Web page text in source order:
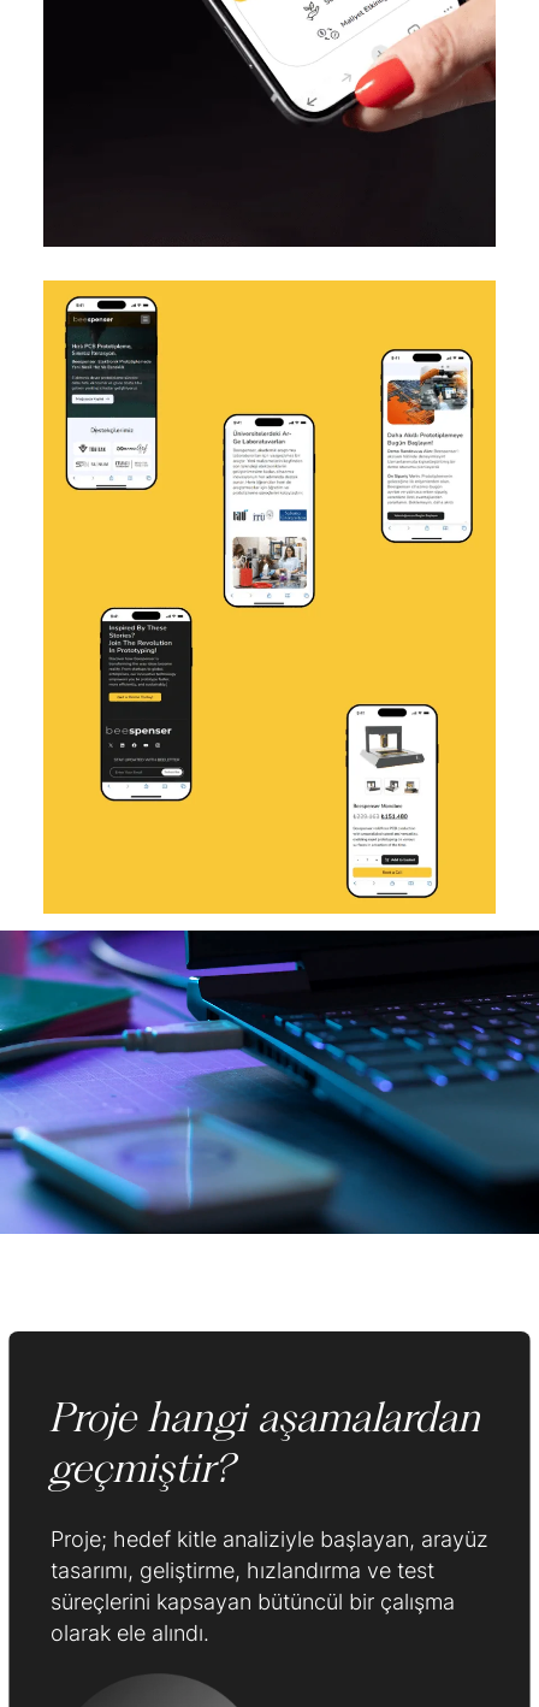
Proje hangi aşamalardan
geçmiştir?
Proje; hedef kitle analiziyle başlayan, arayüz
tasarımı, geliştirme, hızlandırma ve test
süreçlerini kapsayan bütüncül bir çalışma
olarak ele alındı.